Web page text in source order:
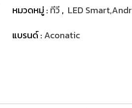
หมวดหมู่ : ทีวี , LED
แบรนด์ : Aconatic